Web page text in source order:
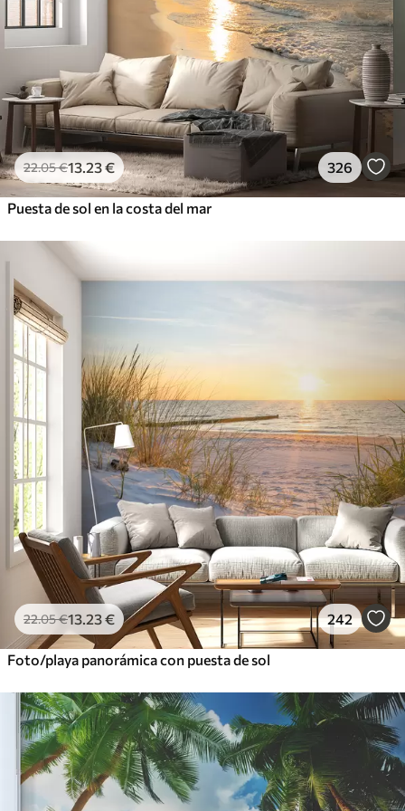
22.05€13.23€ 326
Puesta de sol en la costa del mar
22.05€13.23€ 242
Foto/playa panorámica con puesta de sol